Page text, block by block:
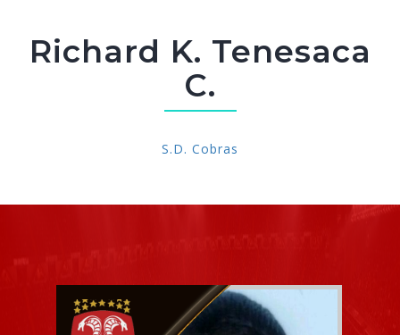
Richard K. Tenesaca
C.
S.D. Cobras